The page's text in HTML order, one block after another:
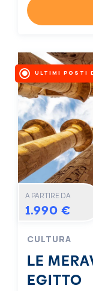
ULTIMI POSTI
A PARTIRE DA
1.990 €
CULTURA
LE
EGITTO